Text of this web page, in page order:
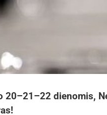
20–21–22 dienomis,